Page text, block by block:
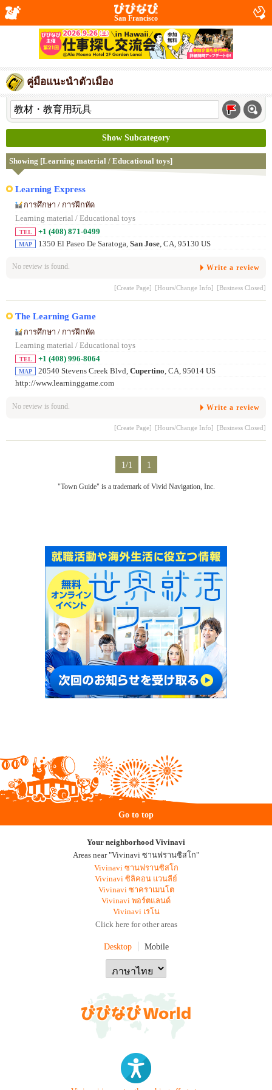
San Francisco
คู่มือแนะนำตัวเมือง
Show Subcategory
Showing [Learning material / Educational toys]
Learning Express
การศึกษา / การฝึกหัด
Learning material / Educational toys
TEL +1 (408) 871-0499
MAP 1350 El Paseo De Saratoga, San Jose, CA, 95130 US
No review is found. Write a review
[Create Page] [Hours/Change Info] [Business Closed]
The Learning Game
การศึกษา / การฝึกหัด
Learning material / Educational toys
TEL +1 (408) 996-8064
MAP 20540 Stevens Creek Blvd, Cupertino, CA, 95014 US
http://www.learninggame.com
No review is found. Write a review
[Create Page] [Hours/Change Info] [Business Closed]
1/1 1
"Town Guide" is a trademark of Vivid Navigation, Inc.
Go to top
Your neighborhood Vivinavi
Areas near "Vivinavi ซานฟรานซิสโก"
Vivinavi ซานฟรานซิสโก
Vivinavi ซิลิคอน แวนลีย์
Vivinavi ซาคราเมนโต
Vivinavi พอร์ตแลนด์
Vivinavi เรโน
Click here for other areas
Desktop Mobile